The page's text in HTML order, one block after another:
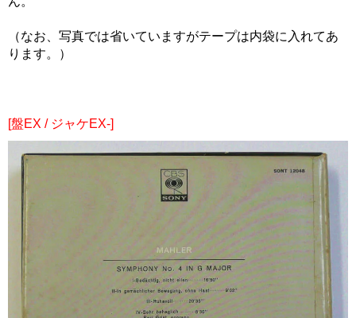
（なお、写真では省いていますがテープは内袋に入れてあ
ります。）
[盤EX / ジャケEX-]